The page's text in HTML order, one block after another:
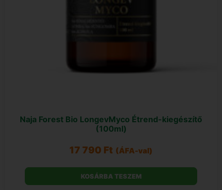
Naja Forest Bio LongevMyco Étrend-kiegészítő
(100ml)
17 790 Ft (ÁFA-val)
KOSÁRBA TESZEM